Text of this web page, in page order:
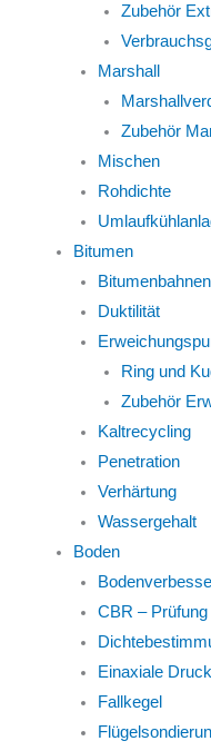
Zubehör
Marshall
Zubehör
Mischen
Rohdichte
Bitumen
Bitumenbahnen
Duktilität
Ring und
Zubehör
Kaltrecycling
Penetration
Verhärtung
Wassergehalt
Boden
CBR – Prüfung
Einaxiale
Fallkegel